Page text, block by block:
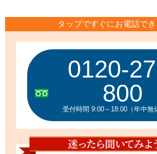
タップですぐにお電話で
0120-
800
受付時間 9:00～18:00（年中無